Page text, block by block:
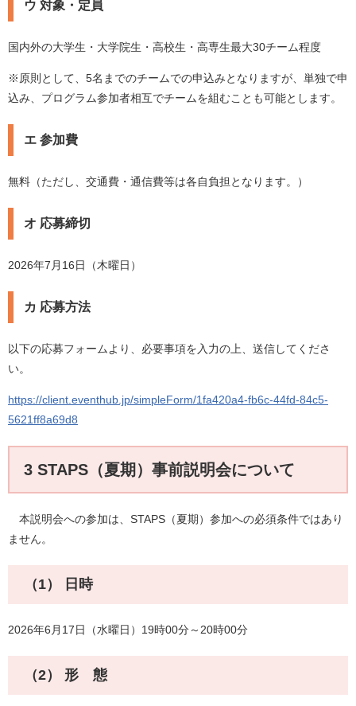
ウ 対象・定員
国内外の大学生・大学院生・高校生・高専生最大30チーム程度
※原則として、5名までのチームでの申込みとなりますが、単独で申
込み、プログラム参加者相互でチームを組むことも可能とします。
エ 参加費
無料（ただし、交通費・通信費等は各自負担となります。）
オ 応募締切
2026年7月16日（木曜日）
カ 応募方法
以下の応募フォームより、必要事項を入力の上、送信してくださ
い。
https://client.eventhub.jp/simpleForm/1fa420a4-fb6c-44fd-84c5-
5621ff8a69d8
3 STAPS（夏期）事前説明会について
本説明会への参加は、STAPS（夏期）参加への必須条件ではあり
ません。
（1） 日時
2026年6月17日（水曜日）19時00分～20時00分
（2） 形 態